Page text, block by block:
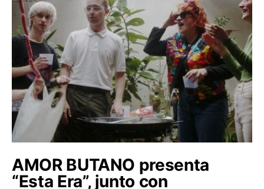
AMOR BUTANO presenta
“Esta Era”, junto con